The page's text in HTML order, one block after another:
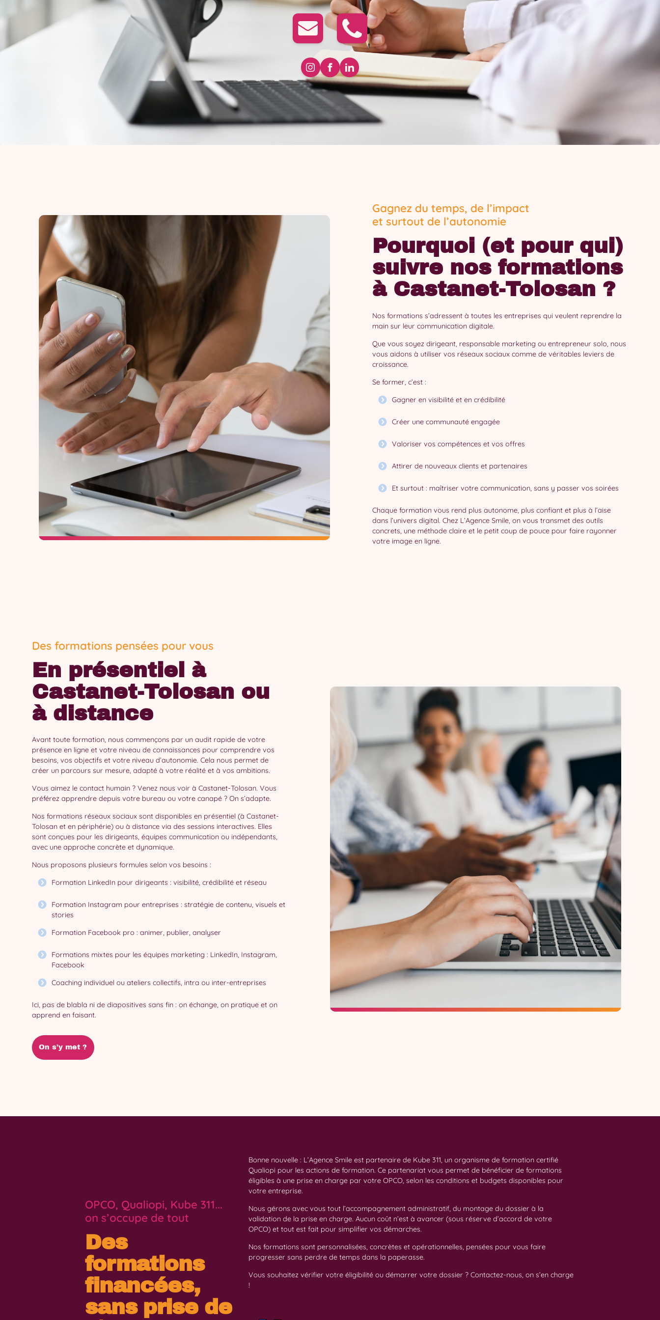
Gagnez du temps, de l’impact
et surtout de l’autonomie
Pourquoi (et pour qui)
suivre nos formations
à Castanet-Tolosan ?
Nos formations s’adressent à toutes les entreprises qui veulent reprendre la
main sur leur communication digitale.
Que vous soyez dirigeant, responsable marketing ou entrepreneur solo, nous
vous aidons à utiliser vos réseaux sociaux comme de véritables leviers de
croissance.
Se former, c’est :
Gagner en visibilité et en crédibilité
Créer une communauté engagée
Valoriser vos compétences et vos offres
Attirer de nouveaux clients et partenaires
Et surtout : maîtriser votre communication, sans y passer vos soirées
Chaque formation vous rend plus autonome, plus confiant et plus à l’aise
dans l’univers digital. Chez L’Agence Smile, on vous transmet des outils
concrets, une méthode claire et le petit coup de pouce pour faire rayonner
votre image en ligne.
Des formations pensées pour vous
En présentiel à
Castanet-Tolosan ou
à distance
Avant toute formation, nous commençons par un audit rapide de votre
présence en ligne et votre niveau de connaissances pour comprendre vos
besoins, vos objectifs et votre niveau d’autonomie. Cela nous permet de
créer un parcours sur mesure, adapté à votre réalité et à vos ambitions.
Vous aimez le contact humain ? Venez nous voir à Castanet-Tolosan. Vous
préférez apprendre depuis votre bureau ou votre canapé ? On s’adapte.
Nos formations réseaux sociaux sont disponibles en présentiel (à Castanet-
Tolosan et en périphérie) ou à distance via des sessions interactives. Elles
sont conçues pour les dirigeants, équipes communication ou indépendants,
avec une approche concrète et dynamique.
Nous proposons plusieurs formules selon vos besoins :
Formation LinkedIn pour dirigeants : visibilité, crédibilité et réseau
Formation Instagram pour entreprises : stratégie de contenu, visuels et
stories
Formation Facebook pro : animer, publier, analyser
Formations mixtes pour les équipes marketing : LinkedIn, Instagram,
Facebook
Coaching individuel ou ateliers collectifs, intra ou inter-entreprises
Ici, pas de blabla ni de diapositives sans fin : on échange, on pratique et on
apprend en faisant.
On s’y met ?
OPCO, Qualiopi, Kube 311...
on s’occupe de tout
Des
formations
financées,
sans prise de
Bonne nouvelle : L’Agence Smile est partenaire de Kube 311, un organisme de formation certifié
Qualiopi pour les actions de formation. Ce partenariat vous permet de bénéficier de formations
éligibles à une prise en charge par votre OPCO, selon les conditions et budgets disponibles pour
votre entreprise.
Nous gérons avec vous tout l’accompagnement administratif, du montage du dossier à la
validation de la prise en charge. Aucun coût n’est à avancer (sous réserve d’accord de votre
OPCO) et tout est fait pour simplifier vos démarches.
Nos formations sont personnalisées, concrètes et opérationnelles, pensées pour vous faire
progresser sans perdre de temps dans la paperasse.
Vous souhaitez vérifier votre éligibilité ou démarrer votre dossier ? Contactez-nous, on s’en charge
!